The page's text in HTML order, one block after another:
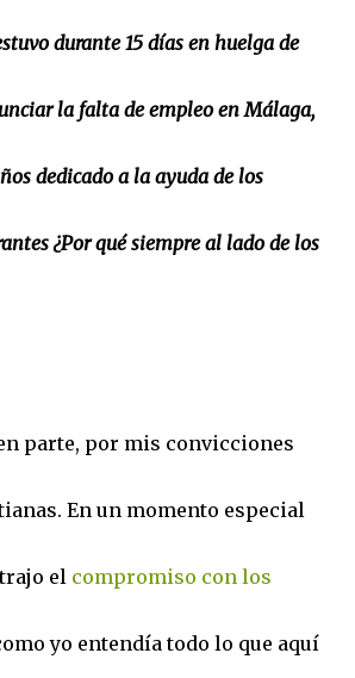
durante 15 días en huelga de
la falta de empleo en Málaga,
dedicado a la ayuda de los
¿Por qué siempre al lado de los
parte, por mis convicciones
En un momento especial
el compromiso con los
yo entendía todo lo que aquí